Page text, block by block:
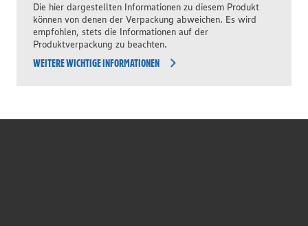
Die hier dargestellten Informationen zu diesem Produkt
können von denen der Verpackung abweichen. Es wird
empfohlen, stets die Informationen auf der
Produktverpackung zu beachten.
WEITERE WICHTIGE INFORMATIONEN